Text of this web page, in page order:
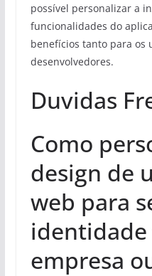
possível personalizar a
funcionalidades do
benefícios tanto para os
desenvolvedores.
Duvidas
Como
design de
web para
identidade
empresa